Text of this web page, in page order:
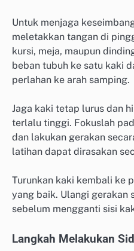
Untuk menjaga
meletakkan tangan di
kursi, meja, maupun
beban tubuh ke satu kaki
perlahan ke arah samping.
Jaga kaki tetap lurus dan
terlalu tinggi. Fokuslah
dan lakukan gerakan
latihan dapat dirasakan
Turunkan kaki kembali ke
yang baik. Ulangi gerakan
sebelum mengganti sisi
Langkah Melakukan